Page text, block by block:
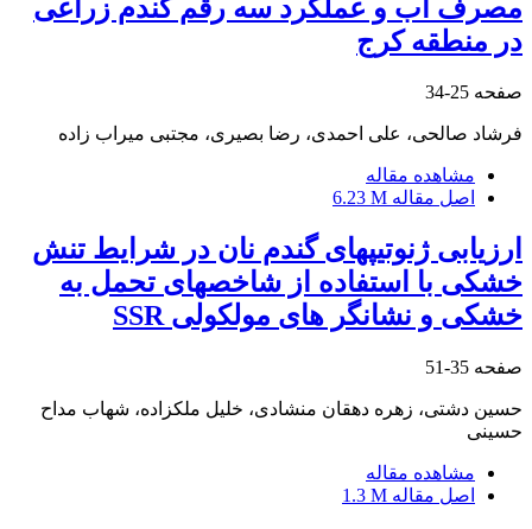
مصرف آب و عملکرد سه رقم گندم زراعی
در منطقه کرج
صفحه 25-34
فرشاد صالحی، علی احمدی، رضا بصیری، مجتبی میراب زاده
مشاهده مقاله
اصل مقاله 6.23 M
ارزیابی ژنوتیپهای گندم نان در شرایط تنش
خشکی با استفاده از شاخص‎های تحمل به
خشکی و نشانگر های مولکولی SSR
صفحه 35-51
حسین دشتی، زهره دهقان منشادی، خلیل ملکزاده، شهاب مداح
حسینی
مشاهده مقاله
اصل مقاله 1.3 M